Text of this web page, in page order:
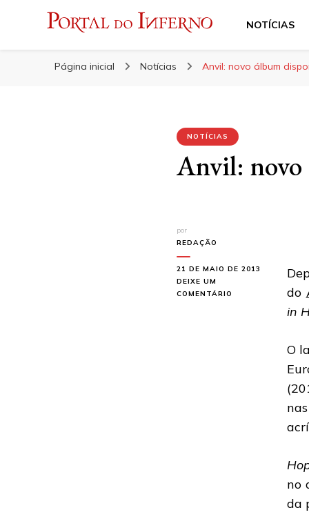
Portal do Inferno
NOTÍCIAS
Página inicial Notícias Anvil: novo álbum
NOTÍCIAS
Anvil: novo
por
REDAÇÃO
21 DE MAIO DE 2013
DEIXE UM
COMENTÁRIO
do
in
O
no
da